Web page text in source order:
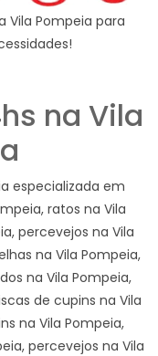
Vila Pompeia para
na Vila
especializada em
ratos na Vila
percevejos na Vila
na Vila Pompeia,
na Vila Pompeia,
de cupins na Vila
na Vila Pompeia,
percevejos na Vila